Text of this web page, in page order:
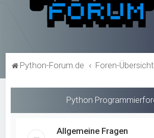
Python-Forum.de Foren-Übersicht
Python
Allgemeine Fragen